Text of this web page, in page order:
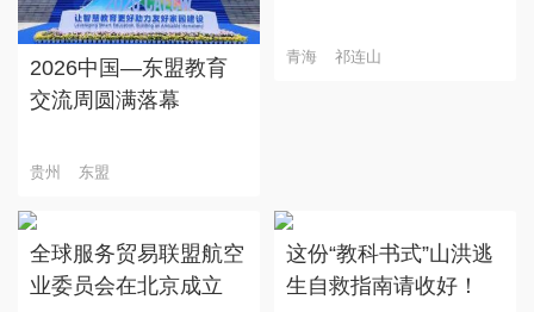
2026中国—东盟教育
交流周圆满落幕
贵州 东盟
青海 祁连山
全球服务贸易联盟航空
业委员会在北京成立
这份“教科书式”山洪逃
生自救指南请收好！